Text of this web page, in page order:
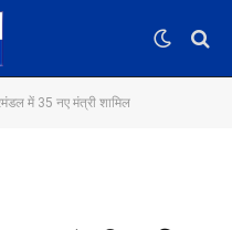
में 35 नए मंत्री शामिल